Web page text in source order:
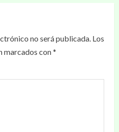
no será publicada. Los
marcados con*